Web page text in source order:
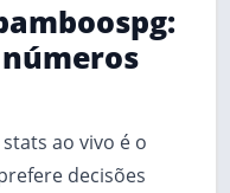
ao vivo é o
decisões